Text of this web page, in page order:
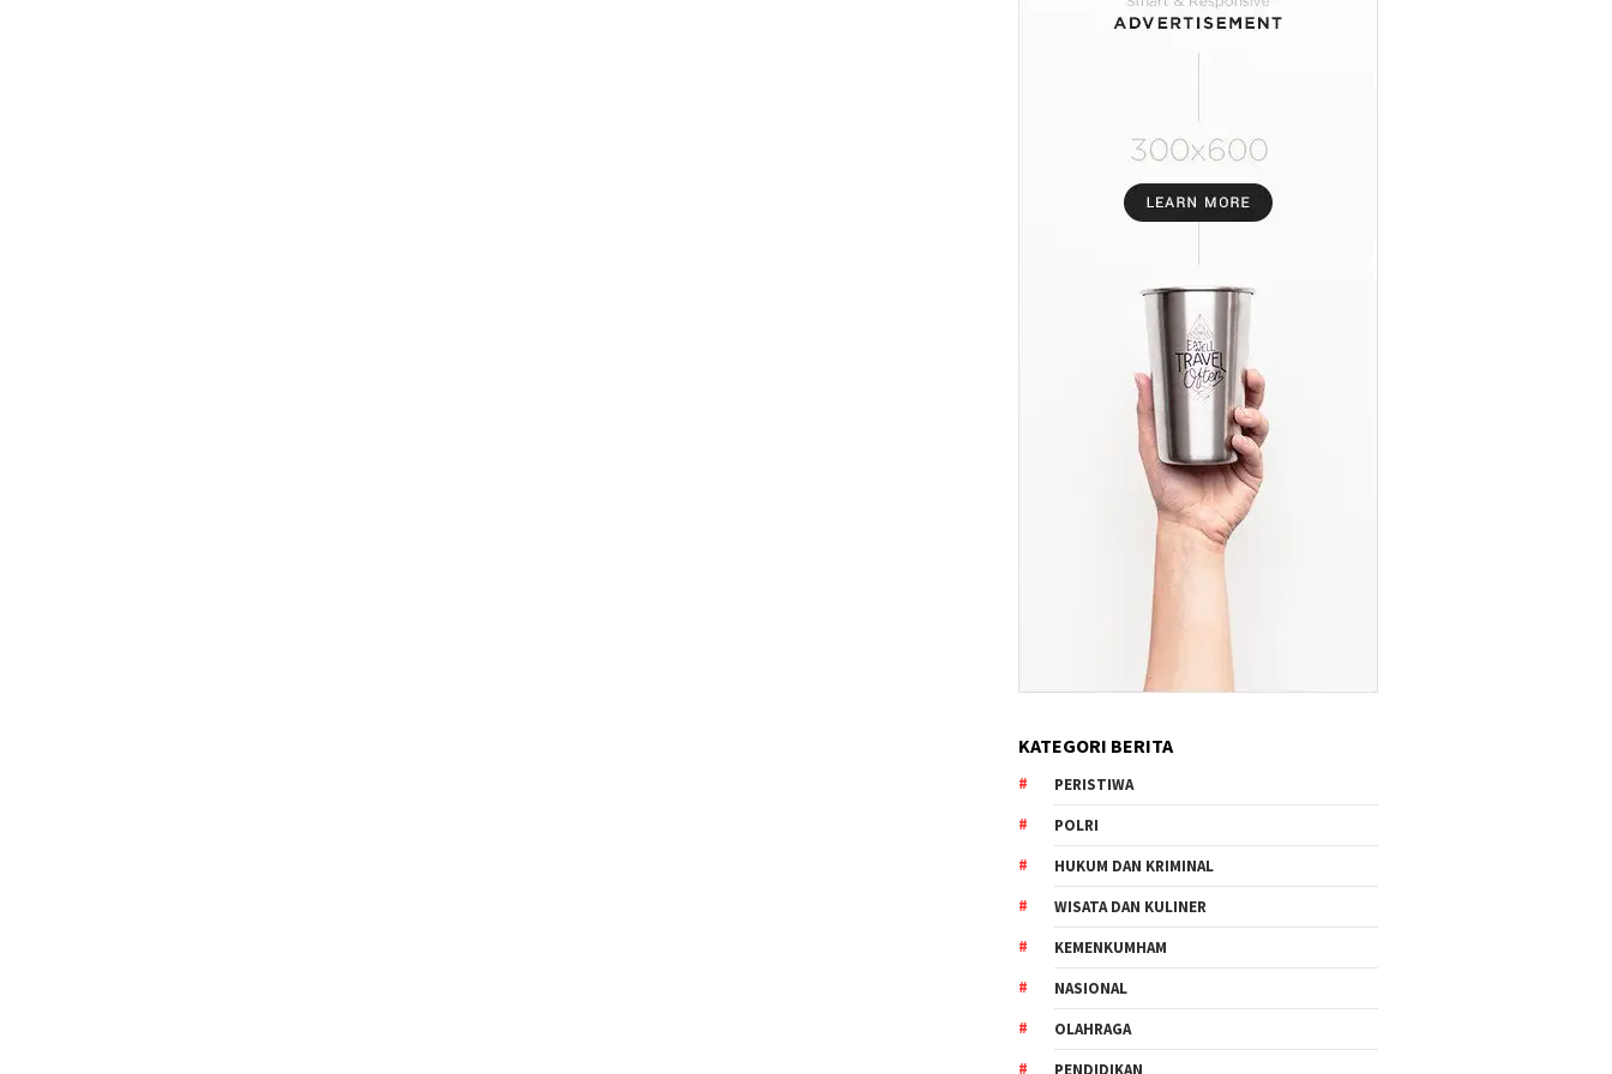
KATEGORI BERITA
PERISTIWA
POLRI
HUKUM DAN KRIMINAL
WISATA DAN KULINER
KEMENKUMHAM
NASIONAL
OLAHRAGA
PENDIDIKAN